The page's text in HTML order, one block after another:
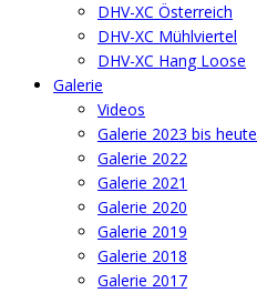
DHV-XC Österreich
DHV-XC Mühlviertel
DHV-XC Hang Loose
Galerie
Videos
Galerie 2023 bis heute
Galerie 2022
Galerie 2021
Galerie 2020
Galerie 2019
Galerie 2018
Galerie 2017